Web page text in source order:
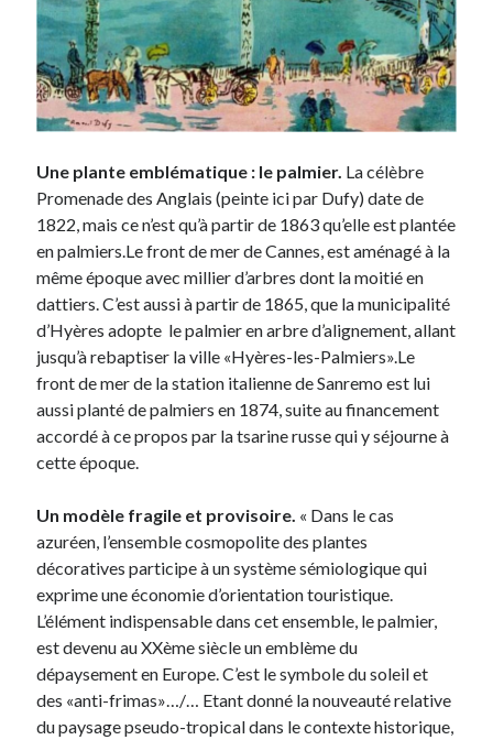
Une plante emblématique : le palmier. La célèbre
Promenade des Anglais (peinte ici par Dufy) date de
1822, mais ce n’est qu’à partir de 1863 qu’elle est plantée
en palmiers.Le front de mer de Cannes, est aménagé à la
même époque avec millier d’arbres dont la moitié en
dattiers. C’est aussi à partir de 1865, que la municipalité
d’Hyères adopte le palmier en arbre d’alignement, allant
jusqu’à rebaptiser la ville «Hyères-les-Palmiers».Le
front de mer de la station italienne de Sanremo est lui
aussi planté de palmiers en 1874, suite au financement
accordé à ce propos par la tsarine russe qui y séjourne à
cette époque.
Un modèle fragile et provisoire. « Dans le cas
azuréen, l’ensemble cosmopolite des plantes
décoratives participe à un système sémiologique qui
exprime une économie d’orientation touristique.
L’élément indispensable dans cet ensemble, le palmier,
est devenu au XXème siècle un emblème du
dépaysement en Europe. C’est le symbole du soleil et
des «anti-frimas»…/… Etant donné la nouveauté relative
du paysage pseudo-tropical dans le contexte historique,